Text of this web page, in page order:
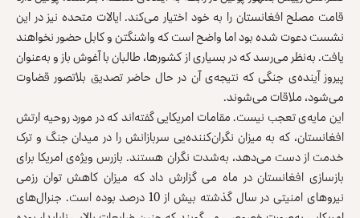
قامت مصلح افغانستان را به خود اختیار می‌کند. ایالات متحده نیز در این
نشست دعوت شده بود اما واضح است که واشنگتن و کابل حضور نخواهند
یافت. به‌نظر می‌رسد که در بسیاری از کشورها، طالبان با آغوش باز و به‌عنوان
پیروز آینده‌ی جنگی که نتیجه‌ی آن در حال حاضر تصدیق بلاتصور قضاوت
می‌شود، ملاقات می‌شوند.
این مایه‌ی تعجب نیست. مقامات امریکایی گفته‌اند که در مورد روحیه ارتش
افغانستان، که به میزان‌ نگران‌کننده‌یی سربازانش را در میدان جنگ و ترک
خدمت از دست می‌دهد، به‌شدت نگران هستند. بازرس ویژه‌ی امریکا برای
بازسازی افغانستان در ماه می گزارش داد که میزان کاهش توان رزمی
نیروهای امنیتی در سال گذشته بیش از 10 درصد بوده است. جنرال‌های